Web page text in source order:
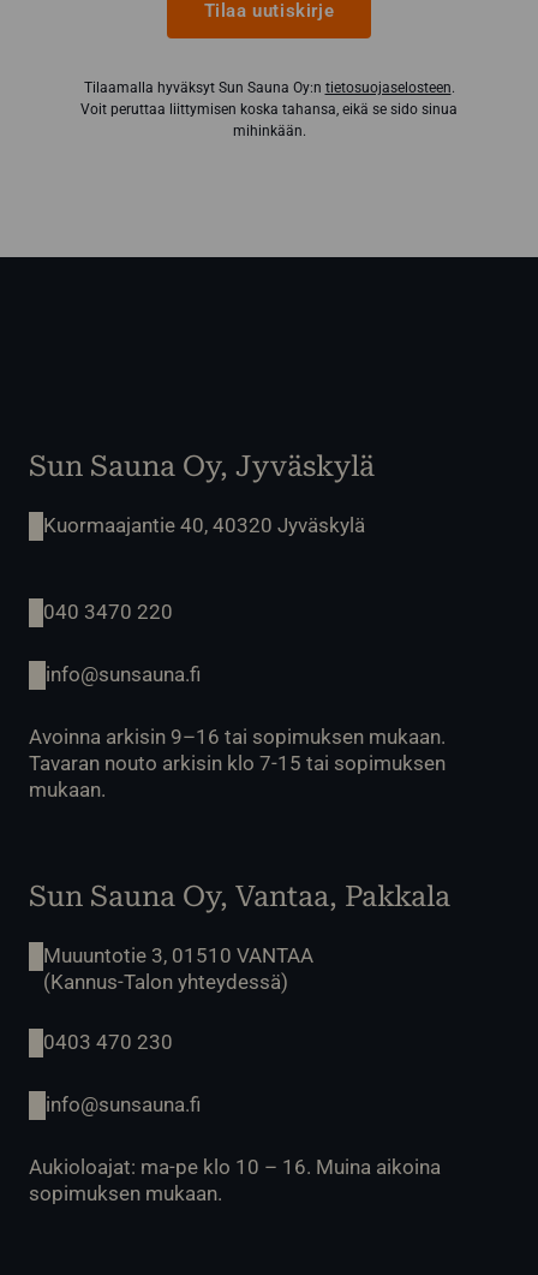
Tilaa uutiskirje
Tilaamalla hyväksyt Sun Sauna Oy:n tietosuojaselosteen.
Voit peruttaa liittymisen koska tahansa, eikä se sido sinua
mihinkään.
Sun Sauna Oy, Jyväskylä
Kuormaajantie 40, 40320 Jyväskylä
040 3470 220
info@sunsauna.fi
Avoinna arkisin 9–16 tai sopimuksen mukaan.
Tavaran nouto arkisin klo 7-15 tai sopimuksen
mukaan.
Sun Sauna Oy, Vantaa, Pakkala
Muuuntotie 3, 01510 VANTAA
(Kannus-Talon yhteydessä)
0403 470 230
info@sunsauna.fi
Aukioloajat: ma-pe klo 10 – 16. Muina aikoina
sopimuksen mukaan.